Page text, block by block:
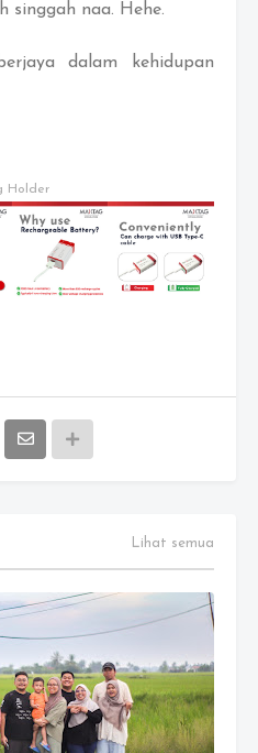
singgah naa. Hehe.
dalam kehidupan
Holder
Lihat semua